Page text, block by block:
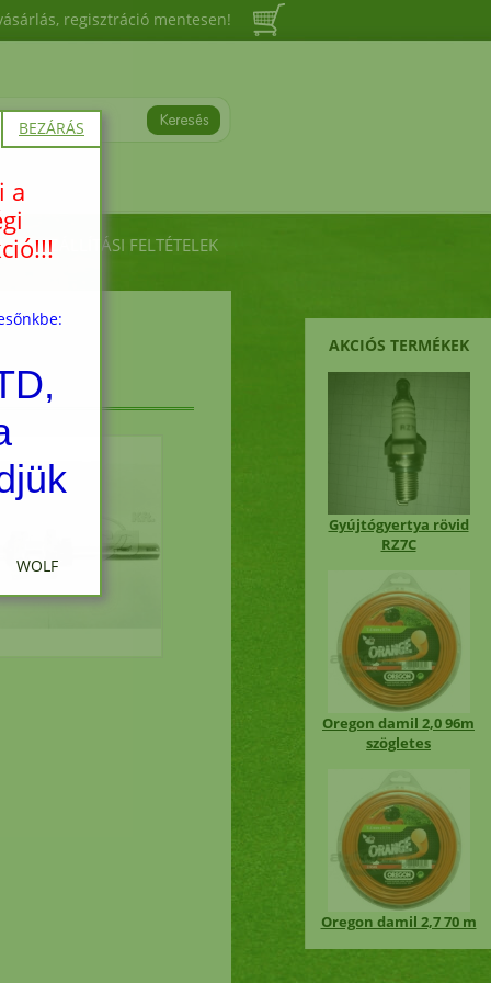
regisztráció mentesen!
SZÁLLÍTÁSI FELTÉTELEK
AKCIÓS TERMÉKEK
Gyújtógyertya rövid
RZ7C
Oregon damil 2,0 96m
szögletes
Oregon damil 2,7 70 m
BEZÁRÁS
a